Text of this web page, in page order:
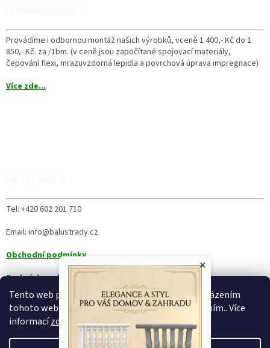
Tento web používá soubory cookie. Dalším procházením
tohoto webu vyjadřujete souhlas s jejich používáním.. Více
informacízde
Provádíme i odbornou montáž našich výrobků, vceně 1 400,- Kč do 1
850,- Kč. za /1bm. (v ceně jsou započítané spojovací materiály,
čepování flexi, mrazuvzdorná lepidla a povrchová úprava impregnace)
Více zde...
Tel: +420 602 201 710
Email: info@balustrady.cz
Obchodní podmínky
Podmínky ochrany osobních údajů
×